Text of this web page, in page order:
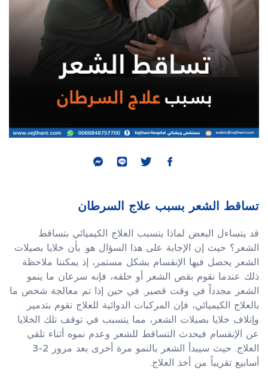
تساقط الشعر بسبب علاج السرطان
قد يتساءل البعض لماذا يتسبب العلاج الكيميائي بتساقط
الشعر؟ حيث إن الإجابة على هذا السؤال هو: بأن خلايا بصيلات
الشعر يحصل فيها الإنقسام بشكل مستمر، إذ يمكننا ملاحظة
ذلك عندما نقوم بقص الشعر أو حلقه، فإنه سرعان ما ينمو
الشعر مجدداً في وقت قصير. في حين إذا تم معالجة شخص ما
بالعلاج الكيميائي، فإن المركبات الدوائية للعلاج تقوم بتدمير
وإتلاف خلايا بصيلات الشعر، مما يتسبب في توقف تلك الخلايا
عن الإنقسام فيحدث التساقط للشعر وعدم نموه أثناء تلقي
العلاج. حيث سيبدأ الشعر بالنمو مرة أخرى بعد مرور 2-3
أسابيع تقريباً من أخذ العلاج.